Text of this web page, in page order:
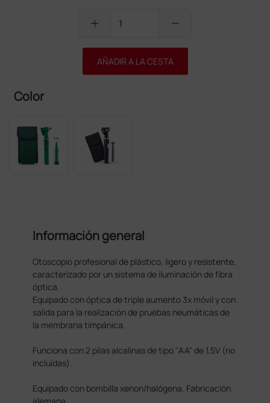
add remove
AÑADIR A LA CESTA
Color
Información general
Otoscopio profesional de plástico, ligero y resistente,
caracterizado por un sistema de iluminación de fibra
óptica.
Equipado con óptica de triple aumento 3x móvil y con
salida para la realización de pruebas neumáticas de
la membrana timpánica.
Funciona con 2 pilas alcalinas de tipo "AA" de 1,5V (no
incluídas).
Equipado con bombilla xenon/halógena. Fabricación